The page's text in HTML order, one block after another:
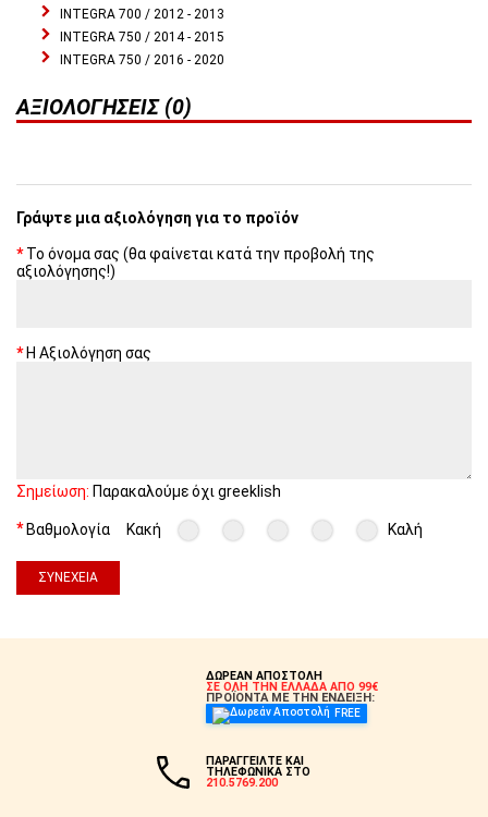
INTEGRA 700 / 2012 - 2013
INTEGRA 750 / 2014 - 2015
INTEGRA 750 / 2016 - 2020
ΑΞΙΟΛΟΓΉΣΕΙΣ (0)
Γράψτε μια αξιολόγηση για το προϊόν
Το όνομα σας (θα φαίνεται κατά την προβολή της
αξιολόγησης!)
Η Αξιολόγηση σας
Σημείωση: Παρακαλούμε όχι greeklish
Βαθμολογία Κακή Καλή
ΣΥΝΈΧΕΙΑ
ΔΩΡΕΑΝ ΑΠΟΣΤΟΛΗ
ΣΕ ΟΛΗ ΤΗΝ ΕΛΛΑΔΑ ΑΠΟ 99€
ΠΡΟΪΟΝΤΑ ΜΕ ΤΗΝ ΕΝΔΕΙΞΗ:
FREE
ΠΑΡΑΓΓΕΙΛΤΕ ΚΑΙ
ΤΗΛΕΦΩΝΙΚΑ ΣΤΟ
210.5769.200